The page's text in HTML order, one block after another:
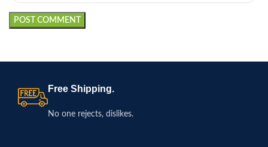
Free Shipping.
No one rejects, dislikes.